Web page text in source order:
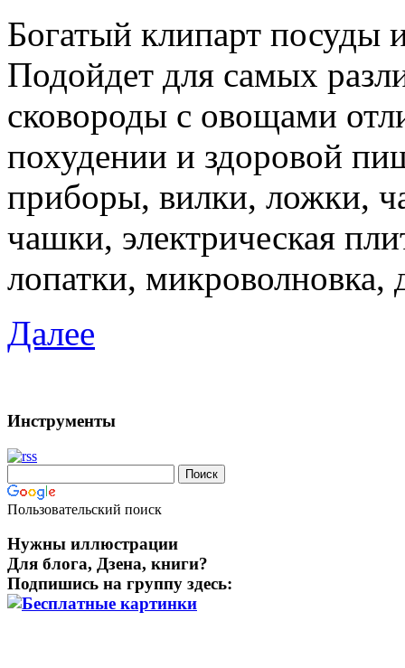
Богатый клипарт посуды
Подойдет для самых
сковороды с овощами
похудении и здоровой
приборы, вилки, ложки,
чашки, электрическая
лопатки, микроволновка,
Далее
Инструменты
Пользовательский поиск
Нужны иллюстрации
Для блога, Дзена, книги?
Подпишись на группу здесь: